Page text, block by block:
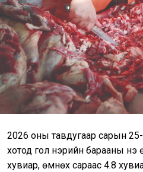
2026 оны тавдугаар сарын
хотод гол нэрийн барааны
хувиар, өмнөх сараас 4.8